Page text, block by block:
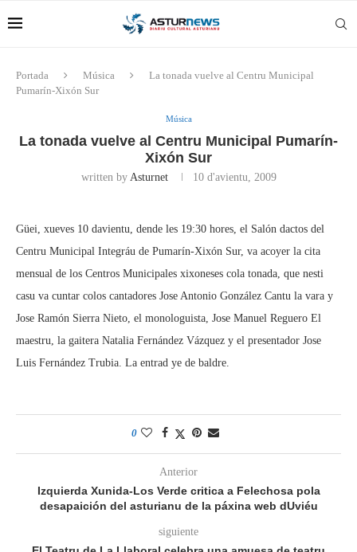
Portada Música
La tonada vuelve al Centru Municipal
Pumarín-Xixón Sur
Música
La tonada vuelve al Centru Municipal Pumarín-
Xixón Sur
written by Asturnet 10 d'avientu, 2009
Güei, xueves 10 davientu, dende les 19:30 hores, el Salón dactos del
Centru Municipal Integráu de Pumarín-Xixón Sur, va acoyer la cita
mensual de los Centros Municipales xixoneses cola tonada, que nesti
casu va cuntar colos cantadores Jose Antonio González Cantu la vara y
Jose Ramón Sierra Nieto, el monologuista, Jose Manuel Reguero El
maestru, la gaitera Natalia Fernández Vázquez y el presentador Jose
Luis Fernández Trubia. La entrad ye de baldre.
0
Anterior
Izquierda Xunida-Los Verde critica a Felechosa pola
desapaición del asturianu de la páxina web dUviéu
siguiente